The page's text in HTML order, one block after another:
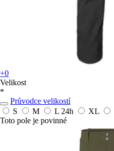
+0
Velikost
*
Průvodce velikostí
S
M L 24h XL
Toto pole je povinné